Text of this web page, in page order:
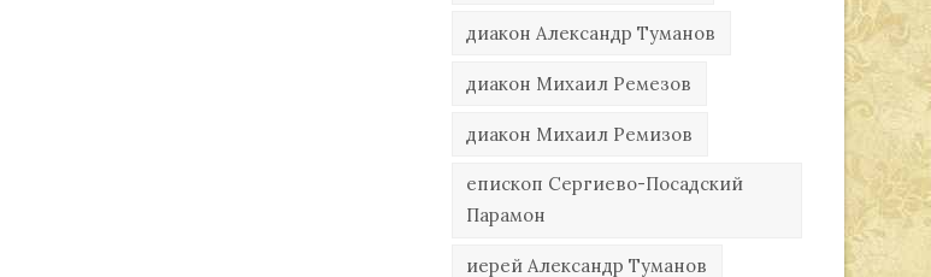
диакон Александр Туманов
диакон Михаил Ремезов
диакон Михаил Ремизов
епископ Сергиево-Посадский
Парамон
иерей Александр Туманов